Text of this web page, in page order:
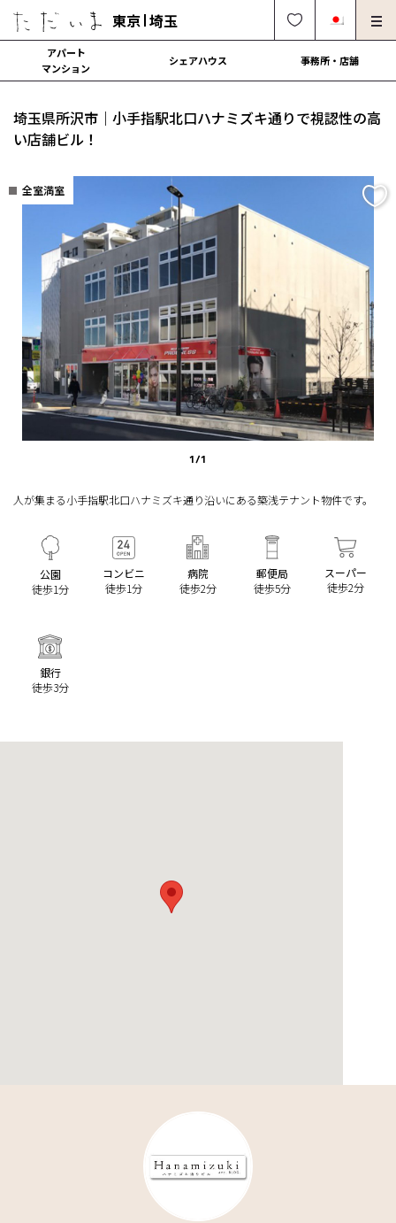
東京 埼玉
English OK
オーナー様向け・管理募集
法人社宅でのご利用
解約・修理・各種依頼
契約の流れ
運営会社
アパート
マンション
シェアハウス 事務所・店舗
埼玉県所沢市｜小手指駅北口ハナミズキ通りで視認性の高
い店舗ビル！
全室満室
1/1
人が集まる小手指駅北口ハナミズキ通り沿いにある築浅テナント物件です。
公園
徒歩1分
コンビニ
徒歩1分
病院
徒歩2分
郵便局
徒歩5分
スーパー
徒歩2分
銀行
徒歩3分